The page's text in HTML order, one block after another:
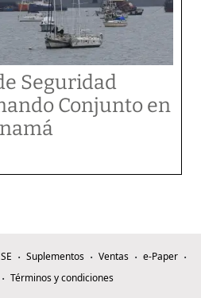
Seguridad
Conjunto en
Suplementos Ventas
e-Paper
Términos y condiciones